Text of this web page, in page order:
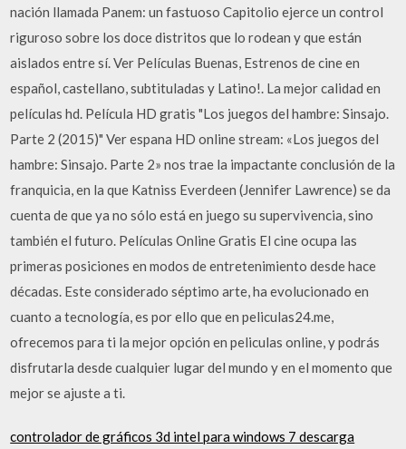
nación llamada Panem: un fastuoso Capitolio ejerce un control
riguroso sobre los doce distritos que lo rodean y que están
aislados entre sí. Ver Películas Buenas, Estrenos de cine en
español, castellano, subtituladas y Latino!. La mejor calidad en
películas hd. Película HD gratis "Los juegos del hambre: Sinsajo.
Parte 2 (2015)" Ver espana HD online stream: «Los juegos del
hambre: Sinsajo. Parte 2» nos trae la impactante conclusión de la
franquicia, en la que Katniss Everdeen (Jennifer Lawrence) se da
cuenta de que ya no sólo está en juego su supervivencia, sino
también el futuro. Películas Online Gratis El cine ocupa las
primeras posiciones en modos de entretenimiento desde hace
décadas. Este considerado séptimo arte, ha evolucionado en
cuanto a tecnología, es por ello que en peliculas24.me,
ofrecemos para ti la mejor opción en peliculas online, y podrás
disfrutarla desde cualquier lugar del mundo y en el momento que
mejor se ajuste a ti.
controlador de gráficos 3d intel para windows 7 descarga